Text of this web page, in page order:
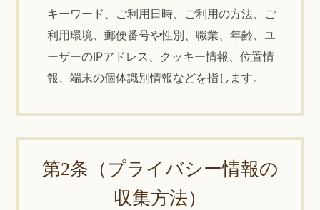
キーワード、ご利用日時、ご利用の方法、ご
利用環境、郵便番号や性別、職業、年齢、ユ
ーザーのIPアドレス、クッキー情報、位置情
報、端末の個体識別情報などを指します。
第2条（プライバシー情報の
収集方法）